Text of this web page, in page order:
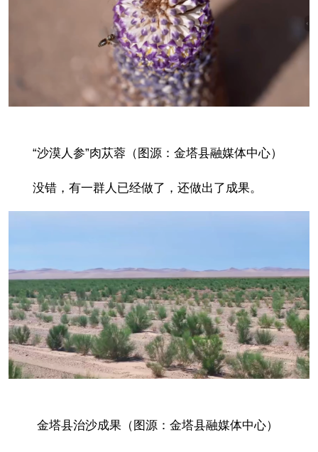
“沙漠人参”肉苁蓉（图源：金塔县融媒体中心）
没错，有一群人已经做了，还做出了成果。
金塔县治沙成果（图源：金塔县融媒体中心）